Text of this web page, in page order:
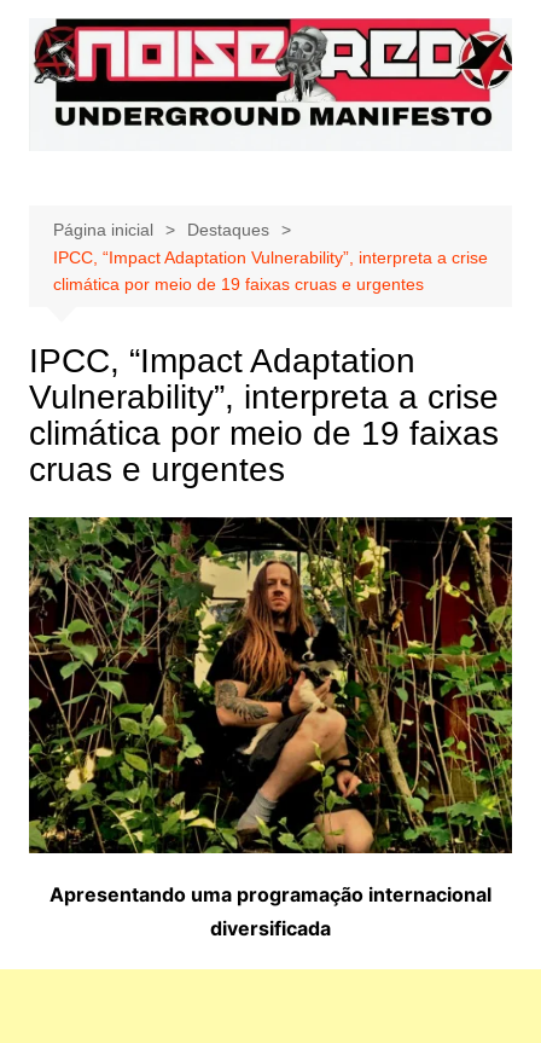
para
conteúdo
Página inicial
Destaques
IPCC, “Impact Adaptation Vulnerability”, interpreta a crise
climática por meio de 19 faixas cruas e urgentes
IPCC, “Impact Adaptation
Vulnerability”, interpreta a crise
climática por meio de 19 faixas
cruas e urgentes
Apresentando uma programação internacional
diversificada